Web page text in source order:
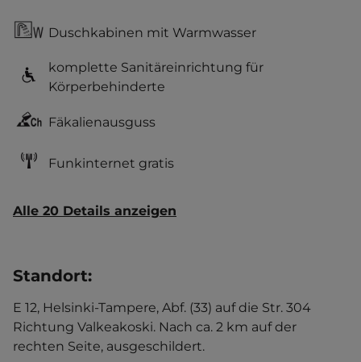
Duschkabinen mit Warmwasser
komplette Sanitäreinrichtung für
Körperbehinderte
Fäkalienausguss
Funkinternet gratis
Alle 20 Details anzeigen
Standort:
E 12, Helsinki-Tampere, Abf. (33) auf die Str. 304
Richtung Valkeakoski. Nach ca. 2 km auf der
rechten Seite, ausgeschildert.